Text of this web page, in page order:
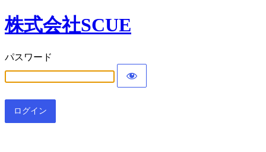
株式会社SCUE
パスワード